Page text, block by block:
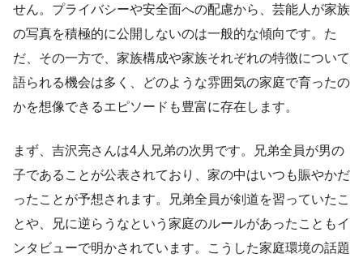
せん。プライバシーや安全面への配慮から、芸能人が家族
の写真を積極的に公開しないのは一般的な傾向です。た
だ、その一方で、家族構成や家族それぞれの特徴について
語られる機会は多く、どのような雰囲気の家庭で育ったの
かを想像できるエピソードも豊富に存在します。
まず、吉沢亮さんは4人兄弟の次男です。兄弟全員が男の
子であることが公表されており、家の中はいつも賑やかだ
ったことが予想されます。兄弟全員が剣道を習っていたこ
とや、兄に逆らうなという家庭のルールがあったこともイ
ンタビューで明かされています。こうした家庭環境の話題